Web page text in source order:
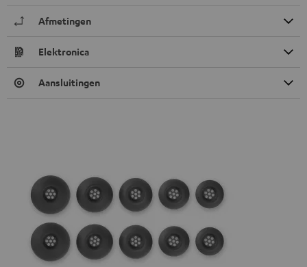
Afmetingen
Elektronica
Aansluitingen